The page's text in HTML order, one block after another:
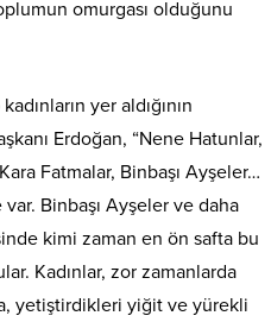
omurgası olduğunu
yer aldığının
Erdoğan, “Nene Hatunlar,
Fatmalar, Binbaşı Ayşeler…
Binbaşı Ayşeler ve daha
kimi zaman en ön safta bu
Kadınlar, zor zamanlarda
yetiştirdikleri yiğit ve yürekli